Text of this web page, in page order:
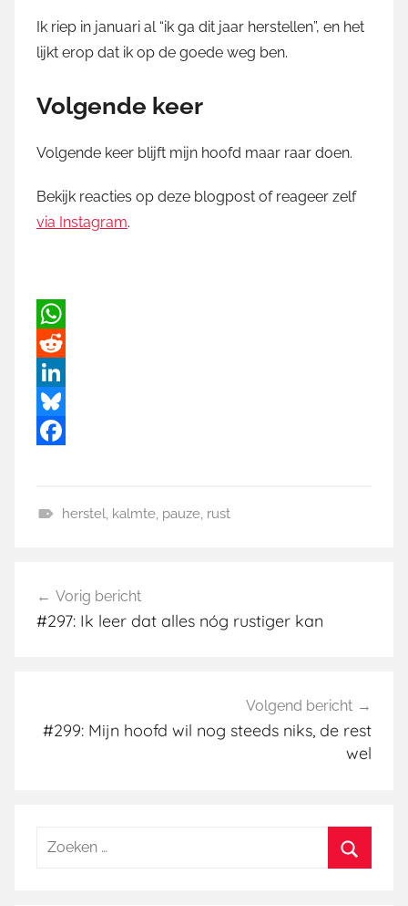
Ik riep in januari al “ik ga dit jaar herstellen”, en het
lijkt erop dat ik op de goede weg ben.
Volgende keer
Volgende keer blijft mijn hoofd maar raar doen.
Bekijk reacties op deze blogpost of reageer zelf
via Instagram.
W
h
a
t
p
R
e
d
t
L
e
n
B
e
y
c
o
c
g
herstel, kalmte, pauze, rust
navigatie
Vorig bericht
#297: Ik leer dat alles nóg rustiger kan
Volgend bericht
#299: Mijn hoofd wil nog steeds niks, de rest
wel
Zoeken